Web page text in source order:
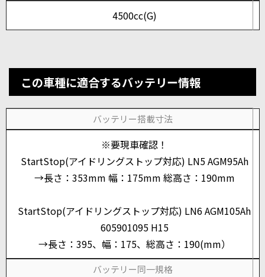
4500cc(G)
この車種に適合するバッテリー情報
バッテリー搭載寸法
※要現車確認！
StartStop(アイドリングストップ対応) LN5 AGM95Ah
→長さ：353mm 幅：175mm 総高さ：190mm
StartStop(アイドリングストップ対応) LN6 AGM105Ah
605901095 H15
→長さ：395、幅：175、総高さ：190(mm）
バッテリー同一規格